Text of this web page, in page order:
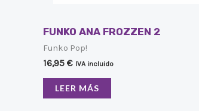
FUNKO ANA FROZZEN 2
Funko Pop!
16,95 € IVA incluido
LEER MÁS